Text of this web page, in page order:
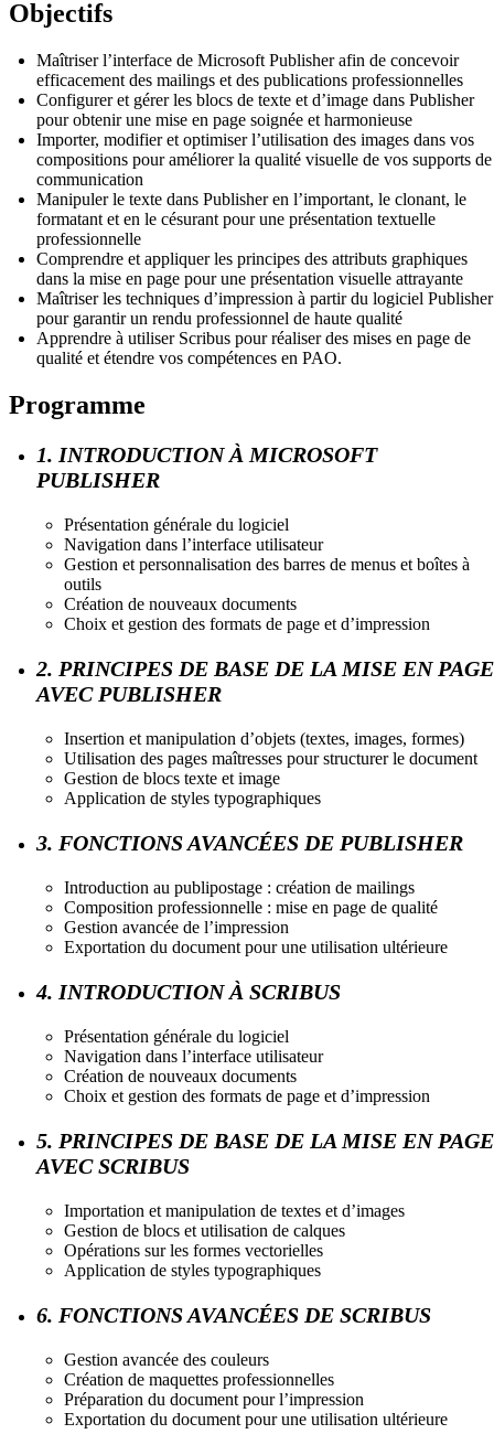
Objectifs
Maîtriser l’interface de Microsoft Publisher afin de concevoir
efficacement des mailings et des publications professionnelles
Configurer et gérer les blocs de texte et d’image dans Publisher
pour obtenir une mise en page soignée et harmonieuse
Importer, modifier et optimiser l’utilisation des images dans vos
compositions pour améliorer la qualité visuelle de vos supports de
communication
Manipuler le texte dans Publisher en l’important, le clonant, le
formatant et en le césurant pour une présentation textuelle
professionnelle
Comprendre et appliquer les principes des attributs graphiques
dans la mise en page pour une présentation visuelle attrayante
Maîtriser les techniques d’impression à partir du logiciel Publisher
pour garantir un rendu professionnel de haute qualité
Apprendre à utiliser Scribus pour réaliser des mises en page de
qualité et étendre vos compétences en PAO.
Programme
1. INTRODUCTION À MICROSOFT
PUBLISHER
Présentation générale du logiciel
Navigation dans l’interface utilisateur
Gestion et personnalisation des barres de menus et boîtes à
outils
Création de nouveaux documents
Choix et gestion des formats de page et d’impression
2. PRINCIPES DE BASE DE LA MISE EN PAGE
AVEC PUBLISHER
Insertion et manipulation d’objets (textes, images, formes)
Utilisation des pages maîtresses pour structurer le document
Gestion de blocs texte et image
Application de styles typographiques
3. FONCTIONS AVANCÉES DE PUBLISHER
Introduction au publipostage : création de mailings
Composition professionnelle : mise en page de qualité
Gestion avancée de l’impression
Exportation du document pour une utilisation ultérieure
4. INTRODUCTION À SCRIBUS
Présentation générale du logiciel
Navigation dans l’interface utilisateur
Création de nouveaux documents
Choix et gestion des formats de page et d’impression
5. PRINCIPES DE BASE DE LA MISE EN PAGE
AVEC SCRIBUS
Importation et manipulation de textes et d’images
Gestion de blocs et utilisation de calques
Opérations sur les formes vectorielles
Application de styles typographiques
6. FONCTIONS AVANCÉES DE SCRIBUS
Gestion avancée des couleurs
Création de maquettes professionnelles
Préparation du document pour l’impression
Exportation du document pour une utilisation ultérieure